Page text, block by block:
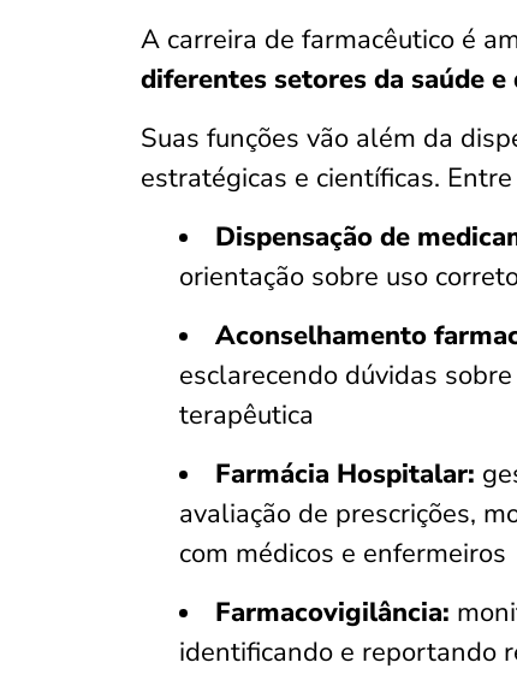
A carreira de farmacêutico é
diferentes setores da saúde
Suas funções vão além da
estratégicas e científicas.
Dispensação de
orientação sobre uso
Aconselhamento
esclarecendo dúvidas
terapêutica
Farmácia Hospitalar:
avaliação de prescrições,
com médicos e enfermeiros
Farmacovigilância:
identificando e reportando